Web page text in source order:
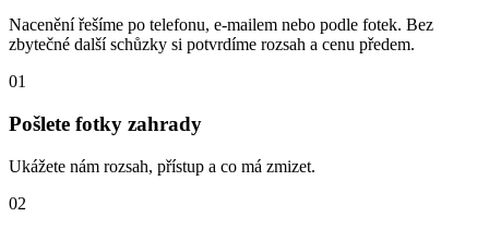
Nacenění řešíme po telefonu, e-mailem nebo podle fotek. Bez
zbytečné další schůzky si potvrdíme rozsah a cenu předem.
01
Pošlete fotky zahrady
Ukážete nám rozsah, přístup a co má zmizet.
02